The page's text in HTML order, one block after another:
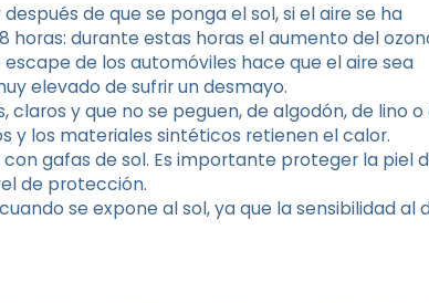
de que se ponga el sol, si el aire se ha
horas: durante estas horas el aumento del
de los automóviles hace que el aire sea
elevado de sufrir un desmayo.
y que no se peguen, de algodón, de lino o
y los materiales sintéticos retienen el calor.
gafas de sol. Es importante proteger la piel
de protección.
se expone al sol, ya que la sensibilidad al